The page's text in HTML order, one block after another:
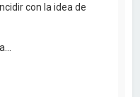
con la idea de